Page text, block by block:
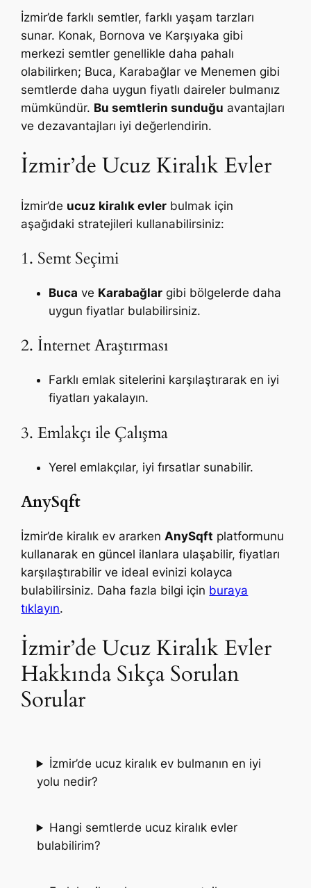
İzmir’de farklı semtler, farklı yaşam tarzları
sunar. Konak, Bornova ve Karşıyaka gibi
merkezi semtler genellikle daha pahalı
olabilirken; Buca, Karabağlar ve Menemen gibi
semtlerde daha uygun fiyatlı daireler bulmanız
mümkündür. Bu semtlerin sunduğu avantajları
ve dezavantajları iyi değerlendirin.
İzmir’de Ucuz Kiralık Evler
İzmir’de ucuz kiralık evler bulmak için
aşağıdaki stratejileri kullanabilirsiniz:
1. Semt Seçimi
Buca ve Karabağlar gibi bölgelerde daha
uygun fiyatlar bulabilirsiniz.
2. İnternet Araştırması
Farklı emlak sitelerini karşılaştırarak en iyi
fiyatları yakalayın.
3. Emlakçı ile Çalışma
Yerel emlakçılar, iyi fırsatlar sunabilir.
AnySqft
İzmir’de kiralık ev ararkenAnySqft platformunu
kullanarak en güncel ilanlara ulaşabilir, fiyatları
karşılaştırabilir ve ideal evinizi kolayca
bulabilirsiniz. Daha fazla bilgi için buraya
tıklayın.
İzmir’de Ucuz Kiralık Evler
Hakkında Sıkça Sorulan
Sorular
İzmir’de ucuz kiralık ev bulmanın en iyi
yolu nedir?
Hangi semtlerde ucuz kiralık evler
bulabilirim?